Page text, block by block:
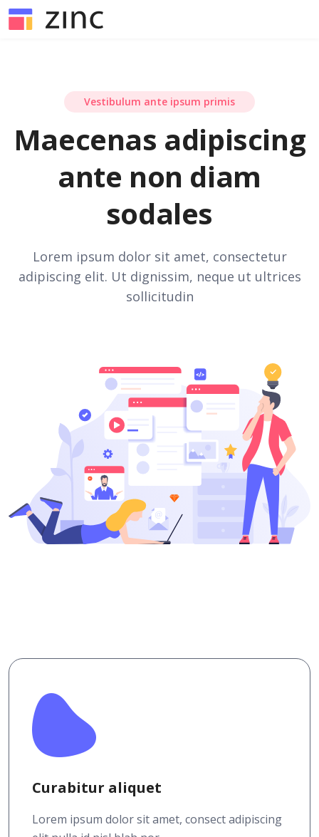
Vestibulum ante ipsum primis
Maecenas adipiscing
ante non diam
sodales
Lorem ipsum dolor sit amet, consectetur
adipiscing elit. Ut dignissim, neque ut ultrices
sollicitudin
Curabitur aliquet
Lorem ipsum dolor sit amet, consect adipiscing